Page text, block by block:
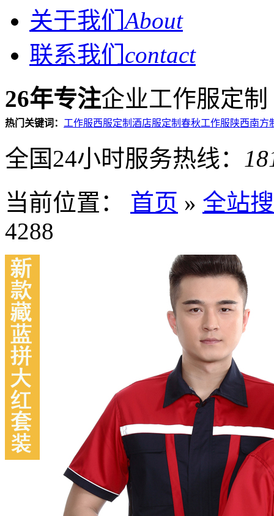
关于我们About
联系我们 contact
26年专注企业工作服定制
热门关键词： 工作服西服定制 酒店服定制 春秋工作服陕西南方
全国24小时服务热线：
当前位置：
首页 » 全站
4288